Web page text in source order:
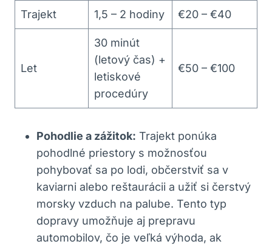
Trajekt 1,5 – 2 hodiny €20 – €40
Let
30 minút
(letový čas) +
letiskové
procedúry
€50 – €100
Pohodlie a zážitok: Trajekt ponúka
pohodlné priestory s možnosťou
pohybovať sa po lodi, občerstviť sa v
kaviarni alebo reštaurácii a užiť si čerstvý
morsky vzduch na palube. Tento typ
dopravy umožňuje aj prepravu
automobilov, čo je veľká výhoda, ak